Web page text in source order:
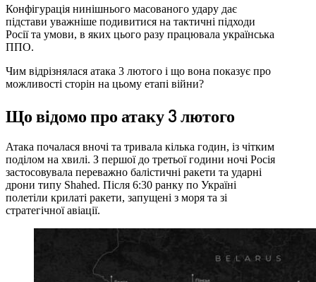
Конфігурація нинішнього масованого удару дає
підстави уважніше подивитися на тактичні підходи
Росії та умови, в яких цього разу працювала українська
ППО.
Чим відрізнялася атака 3 лютого і що вона показує про
можливості сторін на цьому етапі війни?
Що відомо про атаку 3 лютого
Атака почалася вночі та тривала кілька годин, із чітким
поділом на хвилі. З першої до третьої години ночі Росія
застосовувала переважно балістичні ракети та ударні
дрони типу Shahed. Після 6:30 ранку по Україні
полетіли крилаті ракети, запущені з моря та зі
стратегічної авіації.